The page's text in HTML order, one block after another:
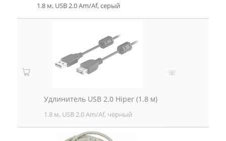
1.8 м, USB 2.0 Am/Af, серый
Удлинитель USB 2.0 Hiper (1.8 м)
1.8 м, USB 2.0 Am/Af, чёрный
☏